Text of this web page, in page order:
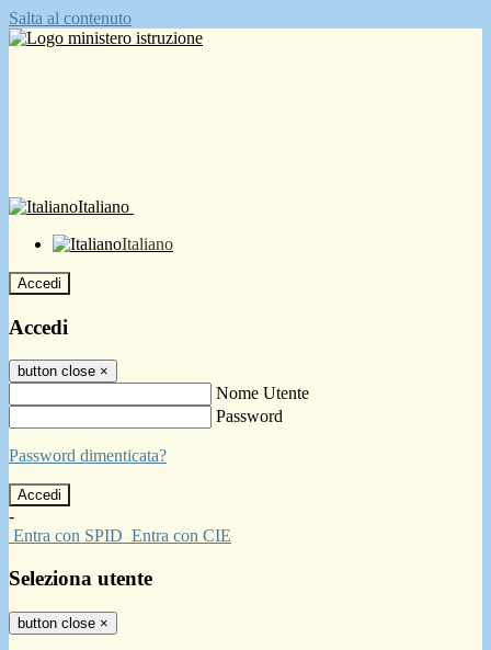
Salta al contenuto
Italiano
Italiano
Accedi
Accedi
button close ×
Nome Utente
Password
Password dimenticata?
-
Entra con SPID Entra con CIE
Seleziona utente
button close ×